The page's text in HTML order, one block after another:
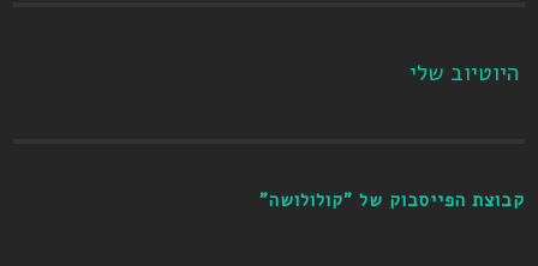
היוטיוב שלי
קבוצת הפייסבוק של "קולולושה"